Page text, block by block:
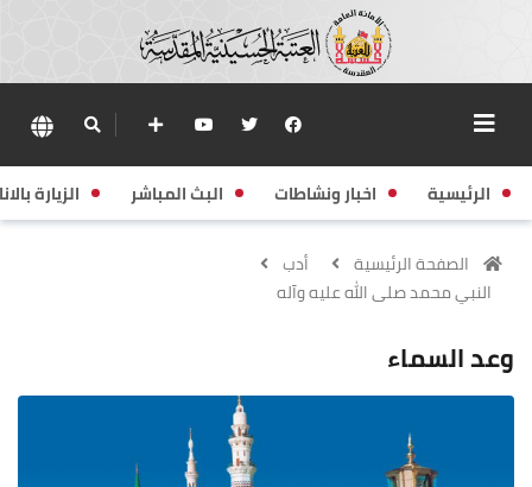
الرئيسية اخبار ونشاطات البث المباشر الزيارة
الصفحة الرئيسية
أدب
النبي محمد صلى الله عليه وآله
وعد السماء